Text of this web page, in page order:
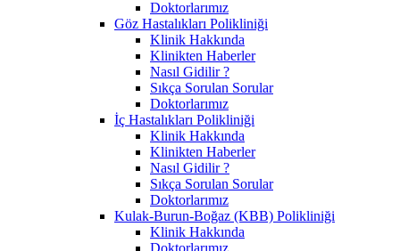
Doktorlarımız
Göz Hastalıkları Polikliniği
Klinik Hakkında
Klinikten Haberler
Nasıl Gidilir ?
Sıkça Sorulan Sorular
Doktorlarımız
İç Hastalıkları Polikliniği
Klinik Hakkında
Klinikten Haberler
Nasıl Gidilir ?
Sıkça Sorulan Sorular
Doktorlarımız
Kulak-Burun-Boğaz (KBB) Polikliniği
Klinik Hakkında
Doktorlarımız